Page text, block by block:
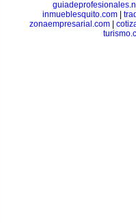
inmueblesquito.com
zonaempresarial.com|